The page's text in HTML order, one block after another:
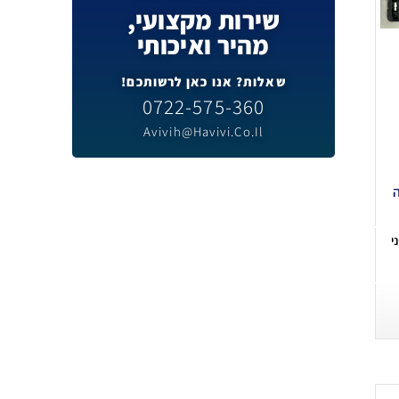
שירות מקצועי,
מהיר ואיכותי
שאלות? אנו כאן לרשותכם!
0722-575-360
Avivih@havivi.co.il